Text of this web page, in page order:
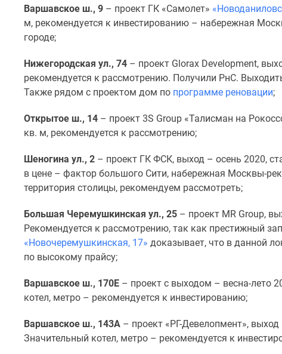
Варшавское ш., 9 – проект ГК «Самолет»
м, рекомендуется к инвестированию – набережная
городе;
Нижегородская ул., 74 – проект Glorax Development,
рекомендуется к рассмотрению. Получили РнС.
Также рядом с проектом дом по программе реновации;
Открытое ш., 14 – проект 3S Group «Талисман на
кв. м, рекомендуется к рассмотрению;
Шеногина ул., 2 – проект ГК ФСК, выход – осень 2020,
в цене – фактор большого Сити, набережная Москвы-
территория столицы, рекомендуем рассмотреть;
Большая Черемушкинская ул., 25 – проект MR Group,
Рекомендуется к рассмотрению, так как престижный
«Новочеремушкинская, 17» доказывает, что в данной
по высокому прайсу;
Варшавское ш., 170Е – проект с выходом – весна-лето
котел, метро – рекомендуется к инвестированию;
Варшавское ш., 143А – проект «РГ-Девелопмент», выход
Значительный котел, метро – рекомендуется к